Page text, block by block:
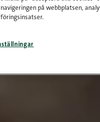
på webbplatsen,